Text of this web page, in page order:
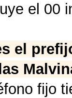
el 00
el
fijo